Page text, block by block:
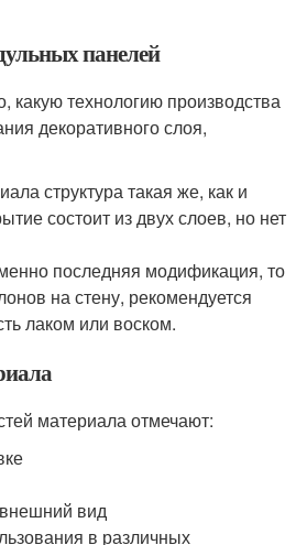
панелей
какую технологию производства
декоративного слоя,
структура такая же, как и
состоит из двух слоев, но нет
последняя модификация, то
на стену, рекомендуется
лаком или воском.
материала отмечают:
вид
в различных